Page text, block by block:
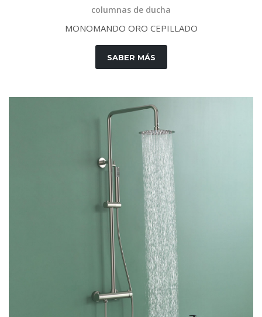
columnas de ducha
MONOMANDO ORO CEPILLADO
SABER MÁS